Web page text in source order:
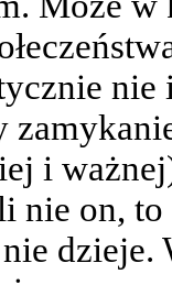
nie
i
nie on,